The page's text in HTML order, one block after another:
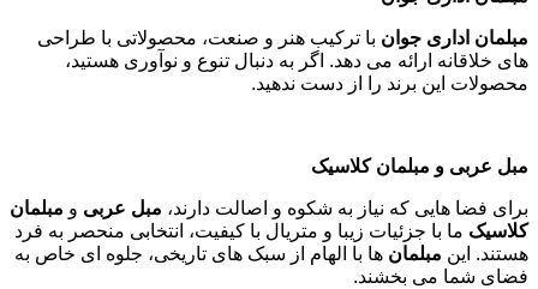
مبلمان اداری جوان با ترکیب هنر و صنعت، محصولاتی با طراحی
های خلاقانه ارائه می دهد. اگر به دنبال تنوع و نوآوری هستید،
محصولات این برند را از دست ندهید.
مبل عربی و مبلمان کلاسیک
برای فضا هایی که نیاز به شکوه و اصالت دارند، مبل عربی و مبلمان
کلاسیک ما با جزئیات زیبا و متریال با کیفیت، انتخابی منحصر به فرد
هستند. این مبلمان ها با الهام از سبک های تاریخی، جلوه ای خاص به
فضای شما می بخشند.